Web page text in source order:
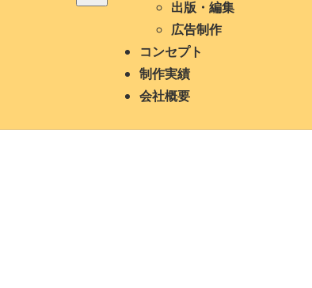
出版・編集
広告制作
コンセプト
制作実績
会社概要